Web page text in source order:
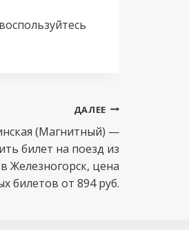
ДАЛЕЕ
(Магнитный) —
билет на поезд из
Железногорск, цена
билетов от 894 руб.